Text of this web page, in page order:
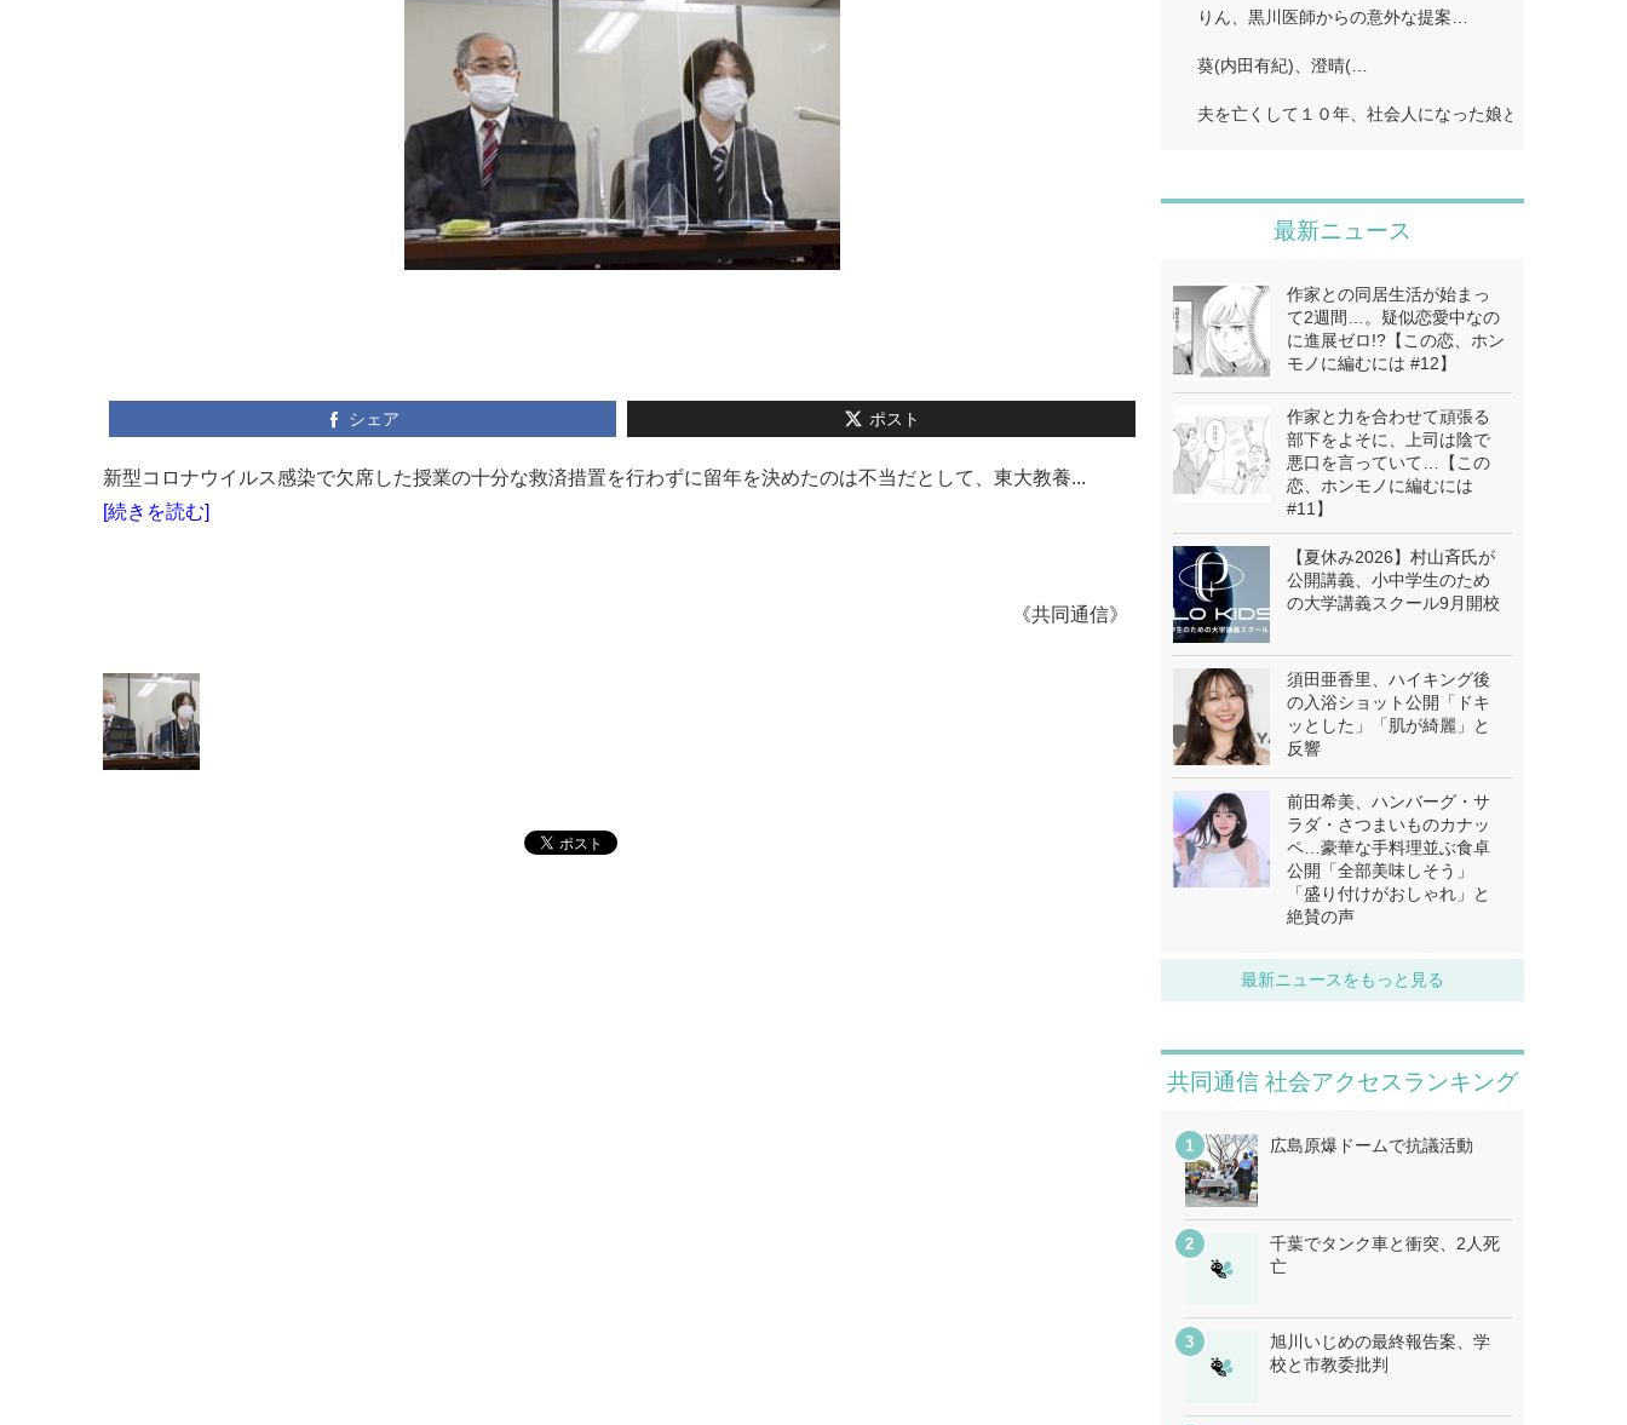
シェア ポスト
新型コロナウイルス感染で欠席した授業の十分な救済措置を行わずに留年を決めたのは不当だとして、東大教養...
[続きを読む]
《共同通信》
りん、黒川医師からの意外な提案…
葵(内田有紀)、澄晴(…
夫を亡くして１０年、社会人になった娘とふたり暮ら
最新ニュース
作家との同居生活が始まっ
て2週間…。疑似恋愛中なの
に進展ゼロ!?【この恋、ホン
モノに編むには #12】
作家と力を合わせて頑張る
部下をよそに、上司は陰で
悪口を言っていて…【この
恋、ホンモノに編むには
#11】
【夏休み2026】村山斉氏が
公開講義、小中学生のため
の大学講義スクール9月開校
須田亜香里、ハイキング後
の入浴ショット公開「ドキ
ッとした」「肌が綺麗」と
反響
前田希美、ハンバーグ・サ
ラダ・さつまいものカナッ
ペ…豪華な手料理並ぶ食卓
公開「全部美味しそう」
「盛り付けがおしゃれ」と
絶賛の声
最新ニュースをもっと見る
共同通信 社会アクセスランキング
広島原爆ドームで抗議活動
千葉でタンク車と衝突、2人死
亡
旭川いじめの最終報告案、学
校と市教委批判